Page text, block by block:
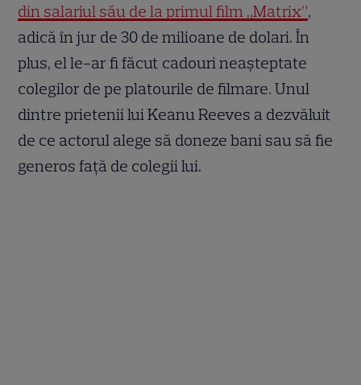
din salariul său de la primul film „Matrix”,
adică în jur de 30 de milioane de dolari. În
plus, el le-ar fi făcut cadouri neașteptate
colegilor de pe platourile de filmare. Unul
dintre prietenii lui Keanu Reeves a dezvăluit
de ce actorul alege să doneze bani sau să fie
generos față de colegii lui.